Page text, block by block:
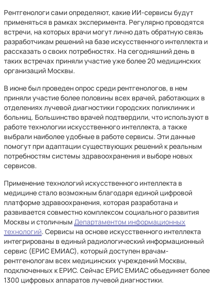
Рентгенологи сами определяют, какие ИИ-сервисы будут
применяться в рамках эксперимента. Регулярно проводятся
встречи, на которых врачи могут лично дать обратную связь
разработчикам решений на базе искусственного интеллекта и
рассказать о своих потребностях. На сегодняшний день в
таких встречах приняли участие уже более 20 медицинских
организаций Москвы.
В июне был проведен опрос среди рентгенологов, в нем
приняли участие более половины всех врачей, работающих в
отделениях лучевой диагностики городских поликлиник и
больниц. Большинство врачей подтвердили, что используют в
работе технологии искусственного интеллекта, а также
выбрали наиболее удобные в работе сервисы. Эти данные
помогут при адаптации существующих решений к реальным
потребностям системы здравоохранения и выборе новых
сервисов.
Применение технологий искусственного интеллекта в
медицине стало возможным благодаря единой цифровой
платформе здравоохранения, которая разработана и
развивается совместно комплексом социального развития
Москвы и столичным Департаментом информационных
технологий. Сервисы на основе искусственного интеллекта
интегрированы в единый радиологический информационный
сервис (ЕРИС ЕМИАС), который доступен врачам-
рентгенологам всех медицинских учреждений Москвы,
подключенных к ЕРИС. Сейчас ЕРИС ЕМИАС объединяет более
1300 цифровых аппаратов лучевой диагностики.